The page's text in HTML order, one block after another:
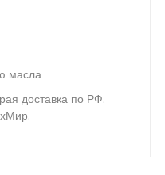
масла
доставка по РФ.